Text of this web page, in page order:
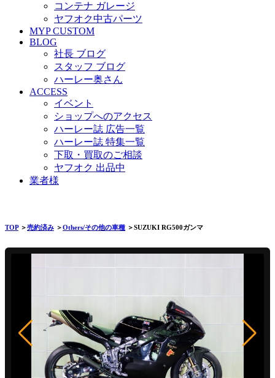
コンテナ ガレージ
ヤフオク中古パーツ
MYP CUSTOM
BLOG
社長 ブログ
スタッフ ブログ
ハーレー奥さん
ACCESS
イベント
ショップへのアクセス
ハーレー誌 広告一覧
ハーレー誌 特集一覧
下取・買取のご相談
ヤフオク 出品中
業者様
TOP＞売約済み ＞Others/その他の車種 ＞SUZUKI RG500ガンマ